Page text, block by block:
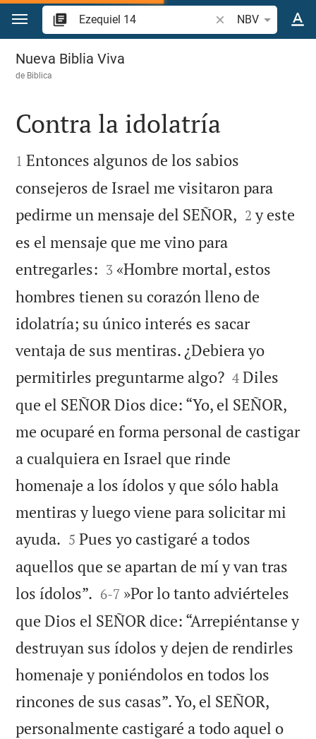
Ir a un contenido
Buscar versículo
NBV
Ezequiel 14
Nueva Biblia Viva
de Biblica

Contra la idolatría

1 Entonces algunos de los sabios
consejeros de Israel me visitaron para
pedirme un mensaje del SEÑOR, 

2 y este
es el mensaje que me vino para
entregarles: 

3 «Hombre mortal, estos
hombres tienen su corazón lleno de
idolatría; su único interés es sacar
ventaja de sus mentiras. ¿Debiera yo
permitirles preguntarme algo?
4 Diles
que el SEÑOR Dios dice: “Yo, el SEÑOR,
me ocuparé en forma personal de castigar
a cualquiera en Israel que rinde
homenaje a los ídolos y que sólo habla
mentiras y luego viene para solicitar mi
ayuda. 

5 Pues yo castigaré a todos
aquellos que se apartan de mí y van tras
los ídolos”. 

6-7 »Por lo tanto adviérteles
que Dios el SEÑOR dice: “Arrepiéntanse y
destruyan sus ídolos y dejen de rendirles
homenaje y poniéndolos en todos los
rincones de sus casas”. Yo, el SEÑOR,
personalmente castigaré a todo aquel o